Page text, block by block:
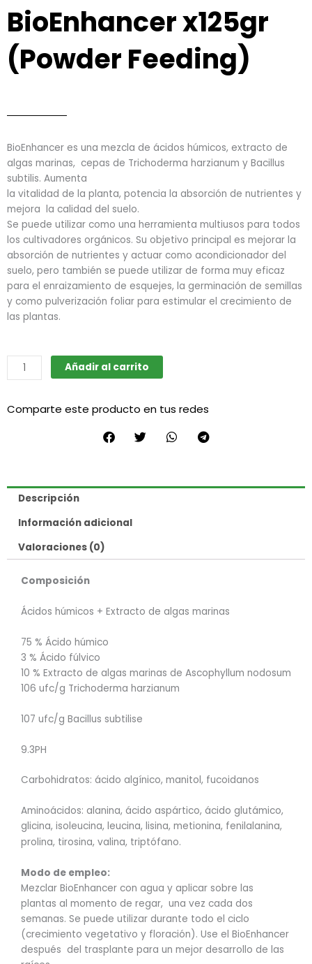
BioEnhancer x125gr
(Powder Feeding)
BioEnhancer es una mezcla de ácidos húmicos, extracto de
algas marinas, cepas de Trichoderma harzianum y Bacillus
subtilis. Aumenta
la vitalidad de la planta, potencia la absorción de nutrientes y
mejora la calidad del suelo.
Se puede utilizar como una herramienta multiusos para todos
los cultivadores orgánicos. Su objetivo principal es mejorar la
absorción de nutrientes y actuar como acondicionador del
suelo, pero también se puede utilizar de forma muy eficaz
para el enraizamiento de esquejes, la germinación de semillas
y como pulverización foliar para estimular el crecimiento de
las plantas.
BioEnhancer
x125gr
Feeding)
Añadir al carrito
Comparte este producto en tus redes
Descripción
Información adicional
Valoraciones (0)
Composición
Ácidos húmicos + Extracto de algas marinas
75 % Ácido húmico
3 % Ácido fúlvico
10 % Extracto de algas marinas de Ascophyllum nodosum
106 ufc/g Trichoderma harzianum
107 ufc/g Bacillus subtilise
9.3PH
Carbohidratos: ácido algínico, manitol, fucoidanos
Aminoácidos: alanina, ácido aspártico, ácido glutámico,
glicina, isoleucina, leucina, lisina, metionina, fenilalanina,
prolina, tirosina, valina, triptófano.
Modo de empleo:
Mezclar BioEnhancer con agua y aplicar sobre las
plantas al momento de regar, una vez cada dos
semanas. Se puede utilizar durante todo el ciclo
(crecimiento vegetativo y floración). Use el BioEnhancer
después del trasplante para un mejor desarrollo de las